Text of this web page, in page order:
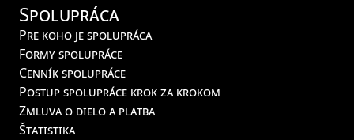
Spolupráca
Pre koho je spolupráca
Formy spolupráce
Cenník spolupráce
Postup spolupráce krok za krokom
Zmluva o dielo a platba
Štatistika